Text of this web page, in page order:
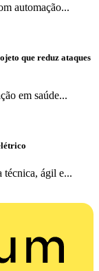
automação...
que reduz ataques
em saúde...
ágil e...